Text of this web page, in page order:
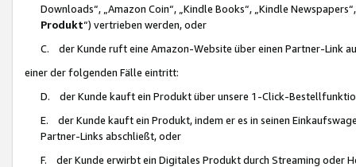
Downloads“, „Amazon Coin“, „Kindle Books“, „Kindle
Produkt“) vertrieben werden, oder
C. der Kunde ruft eine Amazon-Website über einen Partner-Link
einer der folgenden Fälle eintritt:
D. der Kunde kauft ein Produkt über unsere 1-Click-
E. der Kunde kauft ein Produkt, indem er es in seinen
Partner-Links abschließt, oder
F. der Kunde erwirbt ein Digitales Produkt durch Streaming oder